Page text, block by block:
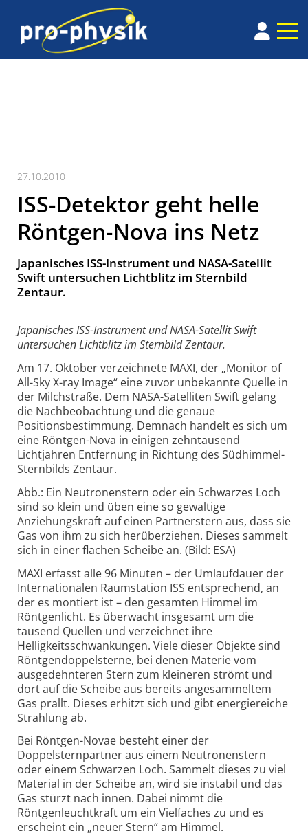
27.10.2010
ISS-Detektor geht helle
Röntgen-Nova ins Netz
Japanisches ISS-Instrument und NASA-Satellit
Swift untersuchen Lichtblitz im Sternbild
Zentaur.
Japanisches ISS-Instrument und NASA-Satellit Swift
untersuchen Lichtblitz im Sternbild Zentaur.
Am 17. Oktober verzeichnete MAXI, der „Monitor of
All-Sky X-ray Image“ eine zuvor unbekannte Quelle in
der Milchstraße. Dem NASA-Satelliten Swift gelang
die Nachbeobachtung und die genaue
Positionsbestimmung. Demnach handelt es sich um
eine Röntgen-Nova in einigen zehntausend
Lichtjahren Entfernung in Richtung des Südhimmel-
Sternbilds Zentaur.
Abb.: Ein Neutronenstern oder ein Schwarzes Loch
sind so klein und üben eine so gewaltige
Anziehungskraft auf einen Partnerstern aus, dass sie
Gas von ihm zu sich herüberziehen. Dieses sammelt
sich in einer flachen Scheibe an. (Bild: ESA)
MAXI erfasst alle 96 Minuten – der Umlaufdauer der
Internationalen Raumstation ISS entsprechend, an
der es montiert ist – den gesamten Himmel im
Röntgenlicht. Es überwacht insgesamt um die
tausend Quellen und verzeichnet ihre
Helligkeitsschwankungen. Viele dieser Objekte sind
Röntgendoppelsterne, bei denen Materie vom
ausgedehnteren Stern zum kleineren strömt und
dort auf die Scheibe aus bereits angesammeltem
Gas prallt. Dieses erhitzt sich und gibt energiereiche
Strahlung ab.
Bei Röntgen-Novae besteht einer der
Doppelsternpartner aus einem Neutronenstern
oder einem Schwarzen Loch. Sammelt dieses zu viel
Material in der Scheibe an, wird sie instabil und das
Gas stürzt nach innen. Dabei nimmt die
Röntgenleuchtkraft um ein Vielfaches zu und es
erscheint ein „neuer Stern“ am Himmel.